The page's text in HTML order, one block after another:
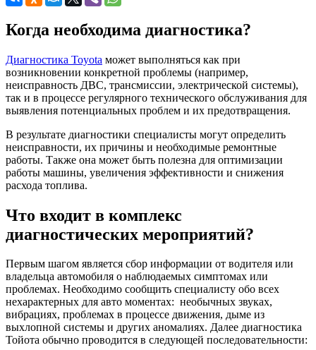
Когда необходима диагностика?
Диагностика Toyota может выполняться как при
возникновении конкретной проблемы (например,
неисправность ДВС, трансмиссии, электрической системы),
так и в процессе регулярного технического обслуживания для
выявления потенциальных проблем и их предотвращения.
В результате диагностики специалисты могут определить
неисправности, их причины и необходимые ремонтные
работы. Также она может быть полезна для оптимизации
работы машины, увеличения эффективности и снижения
расхода топлива.
Что входит в комплекс
диагностических мероприятий?
Первым шагом является сбор информации от водителя или
владельца автомобиля о наблюдаемых симптомах или
проблемах. Необходимо сообщить специалисту обо всех
нехарактерных для авто моментах: необычных звуках,
вибрациях, проблемах в процессе движения, дыме из
выхлопной системы и других аномалиях. Далее диагностика
Тойота обычно проводится в следующей последовательности: